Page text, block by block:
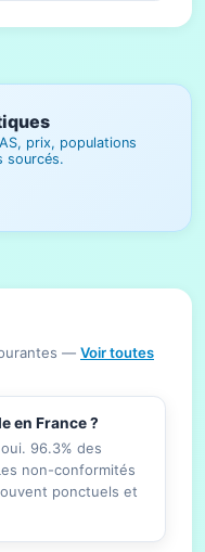
prix, populations
sourcés.
— Voir toutes
en France ?
96.3% des
non-conformités
ponctuels et